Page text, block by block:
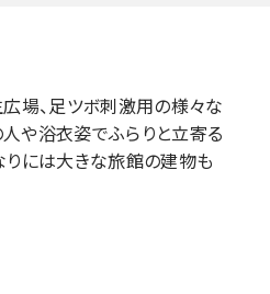
場、足ツボ刺激用の様々な
や浴衣姿でふらりと立寄る
りには大きな旅館の建物も